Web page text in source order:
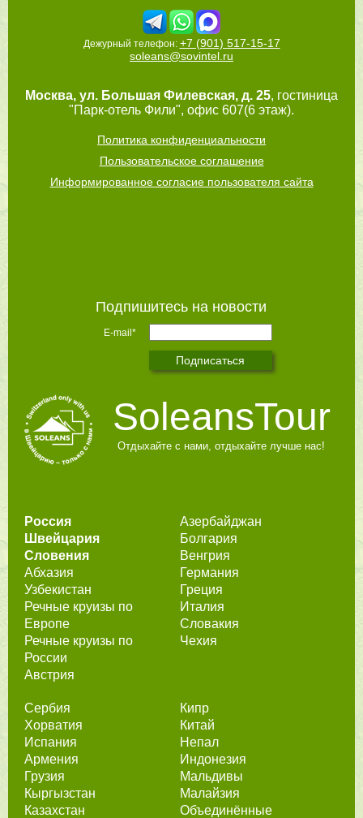
Дежурный телефон: +7 (901) 517-15-17
soleans@sovintel.ru
Москва, ул. Большая Филевская, д. 25, гостиница
"Парк-отель Фили", офис 607(6 этаж).
Политика конфиденциальности
Пользовательское соглашение
Информированное согласие пользователя сайта
Подпишитесь на новости
E-mail*
SoleansTour
Отдыхайте с нами, отдыхайте лучше нас!
Россия
Швейцария
Словения
Абхазия
Узбекистан
Речные круизы по
Европе
Речные круизы по
России
Австрия
Азербайджан
Болгария
Венгрия
Германия
Греция
Италия
Словакия
Чехия
Сербия
Хорватия
Испания
Армения
Грузия
Кыргызстан
Казахстан
Кипр
Китай
Непал
Индонезия
Мальдивы
Малайзия
Объединённые